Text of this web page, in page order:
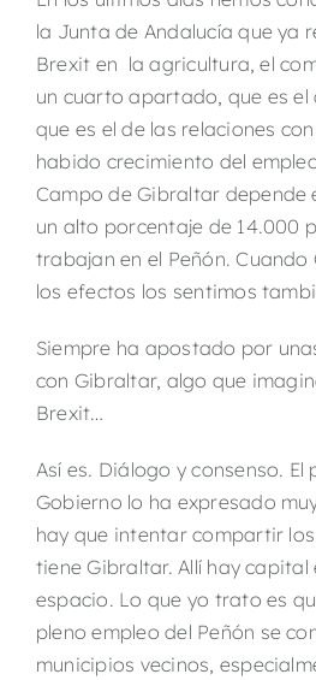
la Junta de Andalucía que ya
Brexit en la agricultura, el
un cuarto apartado, que es el
que es el de las relaciones
habido crecimiento del
Campo de Gibraltar depende
un alto porcentaje de 14.000
trabajan en el Peñón.
los efectos los sentimos
Siempre ha apostado por
con Gibraltar, algo que
Brexit…
Así es. Diálogo y consenso. El
Gobierno lo ha expresado
hay que intentar compartir
tiene Gibraltar. Allí hay
espacio. Lo que yo trato es
pleno empleo del Peñón se
municipios vecinos,